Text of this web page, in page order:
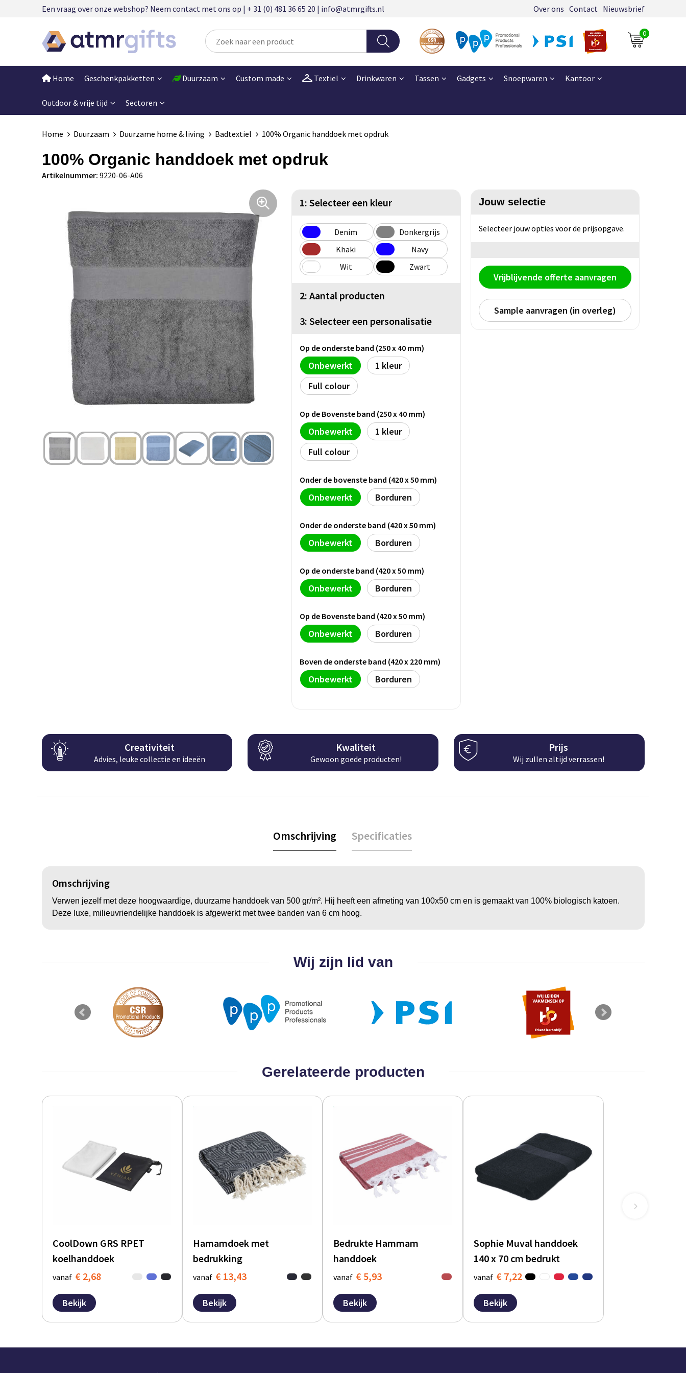
Een vraag over onze webshop? Neem contact met ons op | + 31 (0) 481 36 65 20 | info@atmrgifts.nl Over ons Contact Nieuwsbrief
0
Home Geschenkpakketten Duurzaam Custom made Textiel Drinkwaren Tassen Gadgets Snoepwaren Kantoor
Outdoor & vrije tijd Sectoren
Home Duurzaam Duurzame home & living Badtextiel 100% Organic handdoek met opdruk
100% Organic handdoek met opdruk
Artikelnummer: 9220-06-A06
1: Selecteer een kleur
Denim
Donkergrijs
Khaki
Navy
Wit
Zwart
2: Aantal producten
3: Selecteer een personalisatie
Op de onderste band (250 x 40 mm)
Onbewerkt
1
Full colour
Op de Bovenste band (250 x 40 mm)
Onbewerkt
1
Full colour
Onder de bovenste band (420 x 50 mm)
Onbewerkt Borduren
Onder de onderste band (420 x 50 mm)
Onbewerkt Borduren
Op de onderste band (420 x 50 mm)
Onbewerkt Borduren
Op de Bovenste band (420 x 50 mm)
Onbewerkt Borduren
Boven de onderste band (420 x 220 mm)
Onbewerkt Borduren
Jouw selectie
Selecteer jouw opties voor de prijsopgave.
Vrijblijvende offerte aanvragen
Sample aanvragen (in overleg)
Creativiteit
Advies, leuke collectie en ideeën
Kwaliteit
Gewoon goede producten!
Prijs
Wij zullen altijd verrassen!
Omschrijving Specificaties
Omschrijving
Verwen jezelf met deze hoogwaardige, duurzame handdoek van 500 gr/m². Hij heeft een afmeting van 100x50 cm en is gemaakt van 100% biologisch katoen.
Deze luxe, milieuvriendelijke handdoek is afgewerkt met twee banden van 6 cm hoog.
Wij zijn lid van
Gerelateerde producten
CoolDown GRS RPET
koelhanddoek
vanaf € 2,68
Bekijk
Hamamdoek met
bedrukking
vanaf € 13,43
Bekijk
Bedrukte Hammam
handdoek
vanaf € 5,93
Bekijk
Sophie Muval handdoek
140 x 70 cm bedrukt
vanaf € 7,22
Bekijk